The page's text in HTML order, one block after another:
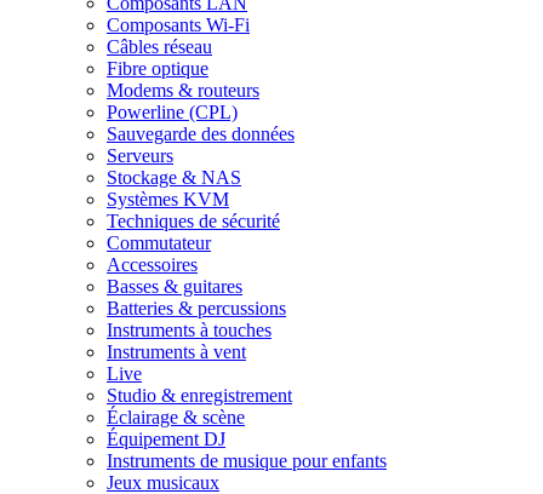
Composants Wi-Fi
Câbles réseau
Fibre optique
Modems & routeurs
Powerline (CPL)
Sauvegarde des données
Serveurs
Stockage & NAS
Systèmes KVM
Techniques de sécurité
Commutateur
Accessoires
Basses & guitares
Batteries & percussions
Instruments à touches
Instruments à vent
Live
Studio & enregistrement
Éclairage & scène
Équipement DJ
Instruments de musique pour enfants
Jeux musicaux